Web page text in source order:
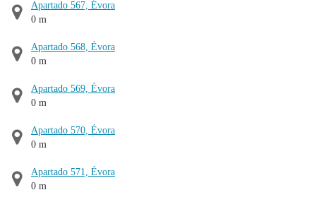
Apartado 567, Évora
0 m
Apartado 568, Évora
0 m
Apartado 569, Évora
0 m
Apartado 570, Évora
0 m
Apartado 571, Évora
0 m